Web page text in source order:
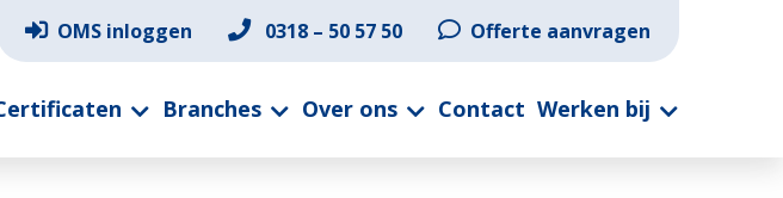
OMS inloggen 0318 – 50 57 50 Offerte aanvragen
Branches Over ons Contact Werken bij